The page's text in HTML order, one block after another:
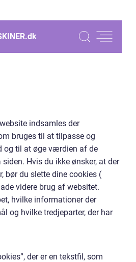
dk
indsamles der
bruges til at tilpasse og
og til at øge værdien af de
siden. Hvis du ikke ønsker, at der
bør du slette dine cookies (
videre brug af websitet.
hvilke informationer der
og hvilke tredjeparter, der har
der er en tekstfil, som